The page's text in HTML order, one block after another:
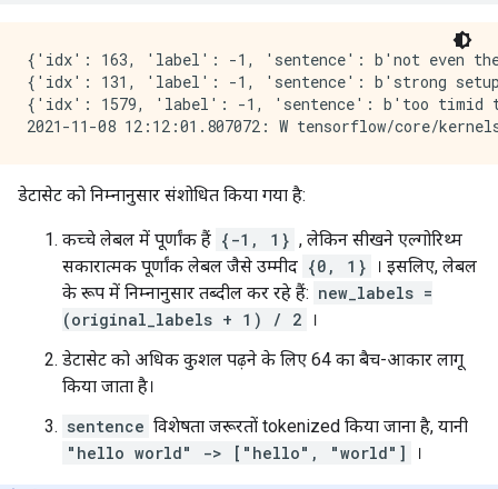
{'idx': 163, 'label': -1, 'sentence': b'not even the
{'idx': 131, 'label': -1, 'sentence': b'strong setup
{'idx': 1579, 'label': -1, 'sentence': b'too timid to
डेटासेट को निम्नानुसार संशोधित किया गया है:
कच्चे लेबल में पूर्णांक हैं {-1, 1} , लेकिन सीखने एल्गोरिथ्म
सकारात्मक पूर्णांक लेबल जैसे उम्मीद {0, 1}
। इसलिए, लेबल
के रूप में निम्नानुसार तब्दील कर रहे हैं: new_labels =
(original_labels + 1) / 2
।
डेटासेट को अधिक कुशल पढ़ने के लिए 64 का बैच-आकार लागू
किया जाता है।
sentence विशेषता जरूरतों tokenized किया जाना है, यानी
"hello world" -> ["hello", "world"]
।